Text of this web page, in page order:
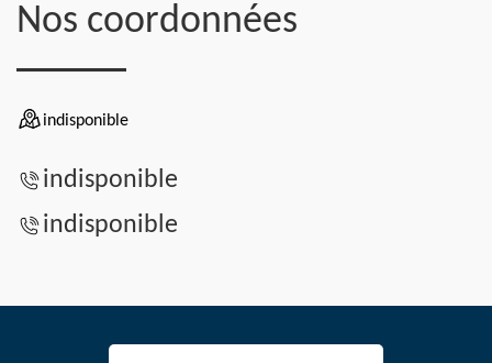
Nos coordonnées
indisponible
indisponible
indisponible